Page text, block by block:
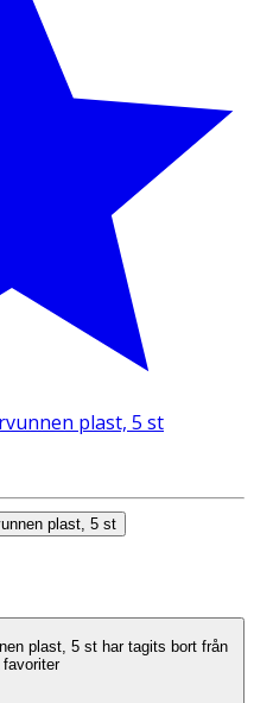
plast, 5 st
plast, 5 st
har tagits bort från